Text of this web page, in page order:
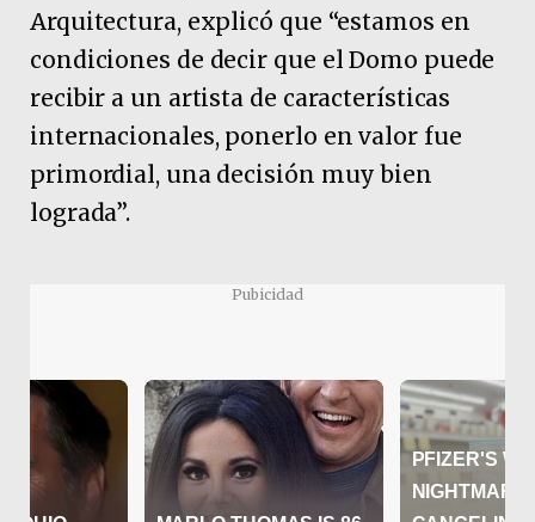
Arquitectura, explicó que “estamos en
condiciones de decir que el Domo puede
recibir a un artista de características
internacionales, ponerlo en valor fue
primordial, una decisión muy bien
lograda”.
Pubicidad